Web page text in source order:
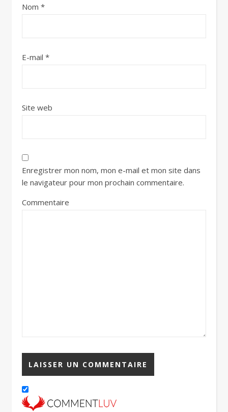
Nom *
E-mail *
Site web
Enregistrer mon nom, mon e-mail et mon site dans
le navigateur pour mon prochain commentaire.
Commentaire